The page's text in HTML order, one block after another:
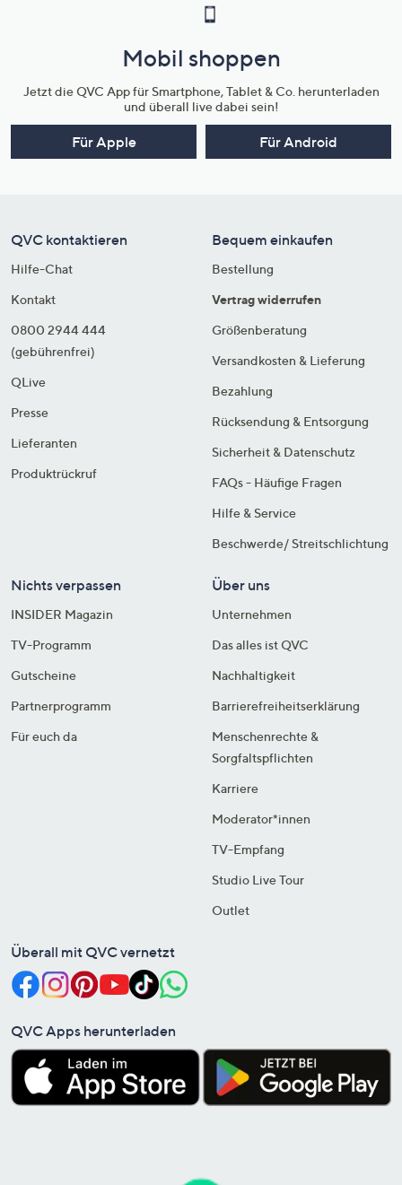
Mobil shoppen
Jetzt die QVC App für Smartphone, Tablet & Co. herunterladen
und überall live dabei sein!
Für Apple Für Android
QVC kontaktieren
Hilfe-Chat
Kontakt
0800 2944 444
(gebührenfrei)
QLive
Presse
Lieferanten
Produktrückruf
Bequem einkaufen
Bestellung
Vertrag widerrufen
Größenberatung
Versandkosten & Lieferung
Bezahlung
Rücksendung & Entsorgung
Sicherheit & Datenschutz
FAQs - Häufige Fragen
Hilfe & Service
Beschwerde/ Streitschlichtung
Nichts verpassen
INSIDER Magazin
TV-Programm
Gutscheine
Partnerprogramm
Für euch da
Über uns
Unternehmen
Das alles ist QVC
Nachhaltigkeit
Barrierefreiheitserklärung
Menschenrechte &
Sorgfaltspflichten
Karriere
Moderator*innen
TV-Empfang
Studio Live Tour
Outlet
Überall mit QVC vernetzt
QVC Apps herunterladen